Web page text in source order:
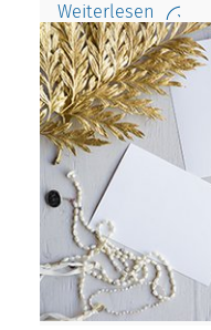
Weiterlesen